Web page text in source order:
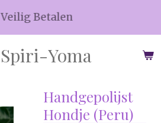
Spiri-Yoma
Veilig Betalen
Handgepolijst
Hondje (Peru)